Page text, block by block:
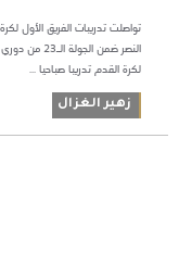
تواصلت تدريبات الفريق الأول
النصر ضمن
لكرة القدم تدريبا صباحيا ...
زهير الغزال